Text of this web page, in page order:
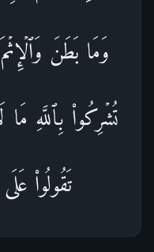
وَمَا بَطَنَ
تُشۡرِكُوا۟ بِٱللَّهِ
تَقُولُوا۟